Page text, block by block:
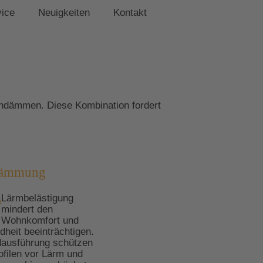
Neuigkeiten Kontakt
Diese Kombination fordert
Lärmbelästigung
mindert den
Wohnkomfort und
beeinträchtigen.
schützen
vor Lärm und